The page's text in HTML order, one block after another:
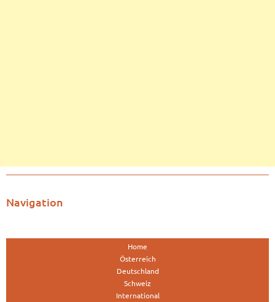
Navigation
Home
Österreich
Deutschland
Schweiz
International